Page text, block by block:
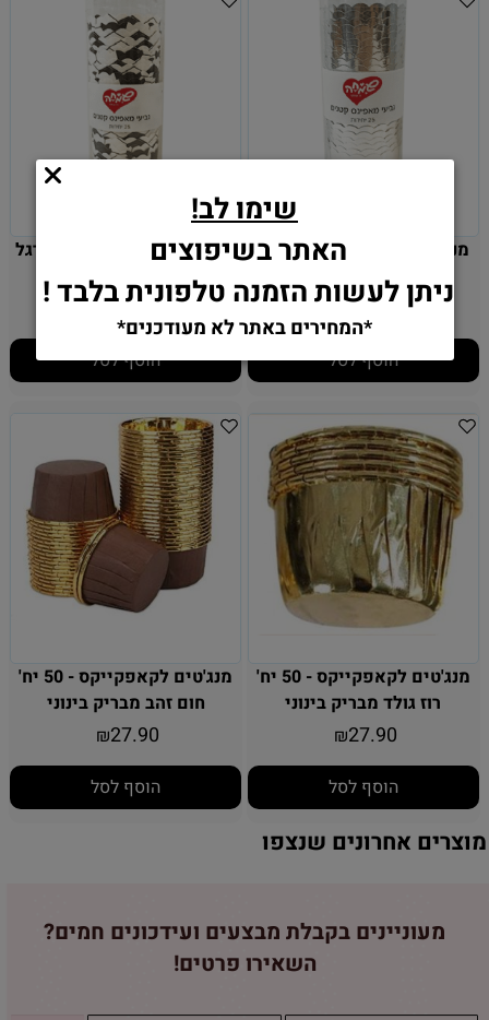
מנג'טים לקאפקייקס - כסף -
25 יח'
₪10.90
הוסף לסל
מנג'טים לקאפקייקס - כדורגל
₪10.90
הוסף לסל
מנג'טים לקאפקייקס - 50 יח'
רוז גולד מבריק בינוני
₪27.90
הוסף לסל
מנג'טים לקאפקייקס - 50 יח'
חום זהב מבריק בינוני
₪27.90
הוסף לסל
מוצרים אחרונים שנצפו
מעוניינים בקבלת מבצעים ועידכונים חמים?
השאירו פרטים!
שימו לב!
האתר בשיפוצים
ניתן לעשות הזמנה טלפונית בלבד !
*המחירים באתר לא מעודכנים*